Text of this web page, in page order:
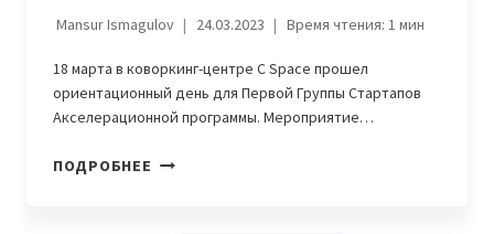
Mansur Ismagulov 24.03.2023 Время чтения: 1мин
18 марта в коворкинг-центре C Space прошел
ориентационный день для Первой Группы Стартапов
Акселерационной программы. Мероприятие…
ПОДРОБНЕЕ PLUG